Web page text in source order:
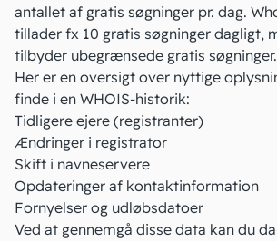
antallet af gratis søgninger pr. dag.
tillader fx 10 gratis søgninger dagligt,
tilbyder ubegrænsede gratis søgninger.
Her er en oversigt over nyttige
finde i en WHOIS-historik:
Tidligere ejere (registranter)
Ændringer i registrator
Skift i navneservere
Opdateringer af kontaktinformation
Fornyelser og udløbsdatoer
Ved at gennemgå disse data kan du